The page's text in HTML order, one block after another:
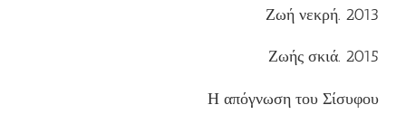
Ζωή νεκρή. 2013
Ζωής σκιά. 2015
Η απόγνωση του Σίσυφου